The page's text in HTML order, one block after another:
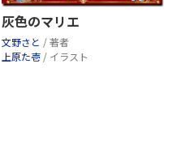
灰色のマリエ
文野さと / 著者
上原た壱 / イラスト